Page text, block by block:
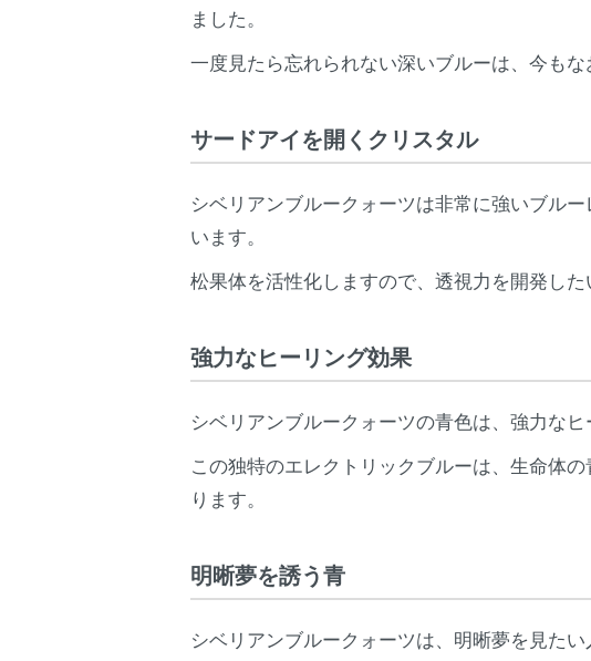
ました。
一度見たら忘れられない深いブルーは、今もな
サードアイを開くクリスタル
シベリアンブルークォーツは非常に強いブル
います。
松果体を活性化しますので、透視力を開発し
強力なヒーリング効果
シベリアンブルークォーツの青色は、強力なヒ
この独特のエレクトリックブルーは、生命体
ります。
明晰夢を誘う青
シベリアンブルークォーツは、明晰夢を見たい